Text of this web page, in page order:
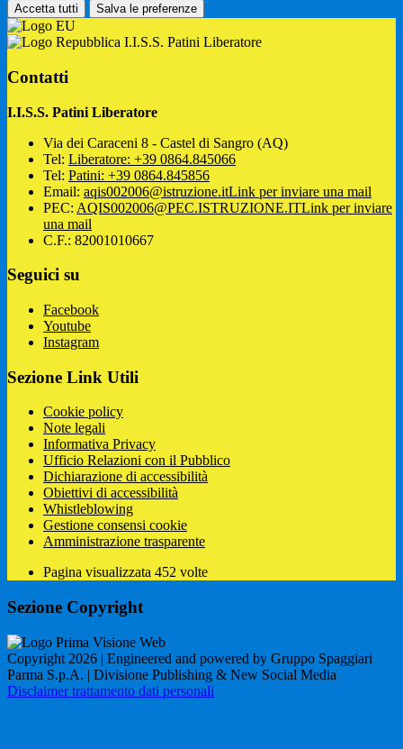
Accetta tutti Salva le preferenze
I.I.S.S. Patini Liberatore
Contatti
I.I.S.S. Patini Liberatore
Via dei Caraceni 8 - Castel di Sangro (AQ)
Tel: Liberatore: +39 0864.845066
Tel: Patini: +39 0864.845856
Email: aqis002006@istruzione.itLink per inviare una mail
PEC: AQIS002006@PEC.ISTRUZIONE.ITLink per inviare
una mail
C.F.: 82001010667
Seguici su
Facebook
Youtube
Instagram
Sezione Link Utili
Cookie policy
Note legali
Informativa Privacy
Ufficio Relazioni con il Pubblico
Dichiarazione di accessibilità
Obiettivi di accessibilità
Whistleblowing
Gestione consensi cookie
Amministrazione trasparente
Pagina visualizzata 452 volte
Sezione Copyright
Copyright 2026 | Engineered and powered by Gruppo Spaggiari
Parma S.p.A. | Divisione Publishing & New Social Media
Disclaimer trattamento dati personali